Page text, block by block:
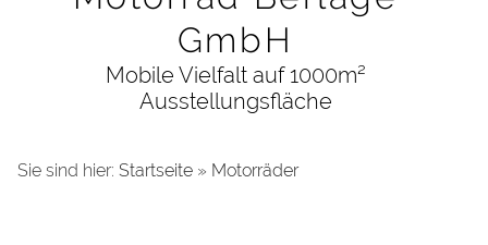
GmbH
Mobile Vielfalt auf 1000m²
Ausstellungsfläche
Sie sind hier: Startseite » Motorräder